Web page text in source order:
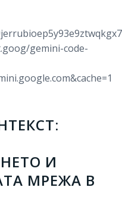
gemini-code-
И
МРЕЖА В